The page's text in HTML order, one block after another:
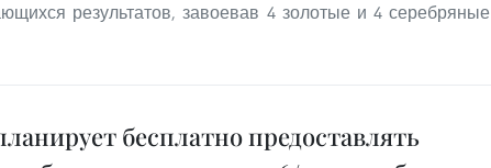
результатов, завоевав 4 золотые и 4 серебряные
бесплатно предоставлять